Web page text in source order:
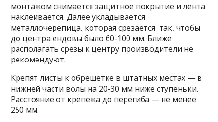
монтажом снимается защитное покрытие и лента
наклеивается. Далее укладывается
металлочерепица, которая срезается так, чтобы
до центра ендовы было 60-100 мм. Ближе
располагать срезы к центру производители не
рекомендуют.
Крепят листы к обрешетке в штатных местах — в
нижней части волы на 20-30 мм ниже ступеньки.
Расстояние от крепежа до перегиба — не менее
250 мм.